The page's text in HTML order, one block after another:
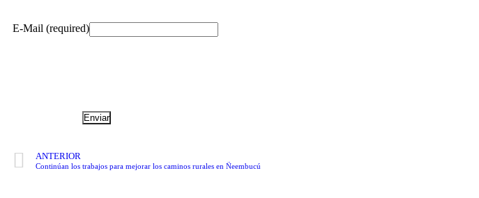
E-Mail (required)
ANTERIOR
Continúan los trabajos para mejorar los caminos rurales en Ñeembucú